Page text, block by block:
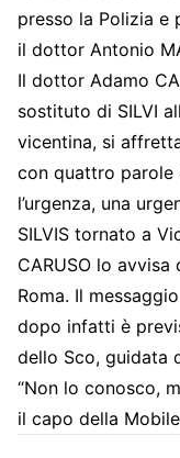
presso la Polizia e
il dottor Antonio
Il dottor Adamo
sostituto di SILVI
vicentina, si
con quattro parole
l’urgenza, una
SILVIS tornato a
CARUSO lo avvisa
Roma. Il
dopo infatti è
dello Sco, guidata
“Non lo conosco,
il capo della